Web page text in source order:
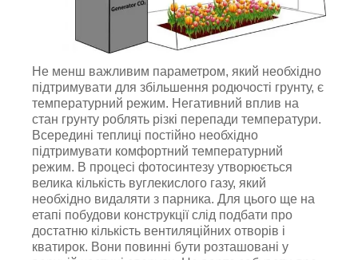
Не менш важливим параметром, який необхідно
підтримувати для збільшення родючості грунту, є
температурний режим. Негативний вплив на
стан грунту роблять різкі перепади температури.
Всередині теплиці постійно необхідно
підтримувати комфортний температурний
режим. В процесі фотосинтезу утворюється
велика кількість вуглекислого газу, який
необхідно видаляти з парника. Для цього ще на
етапі побудови конструкції слід подбати про
достатню кількість вентиляційних отворів і
кватирок. Вони повинні бути розташовані у